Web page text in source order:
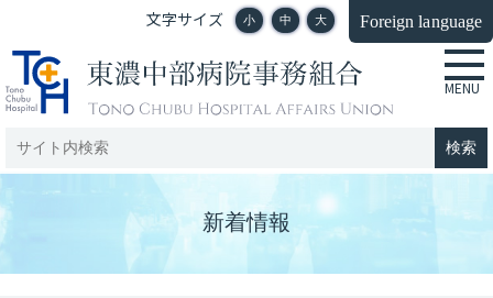
文字サイズ 小 中 大 Foreign language
新着情報